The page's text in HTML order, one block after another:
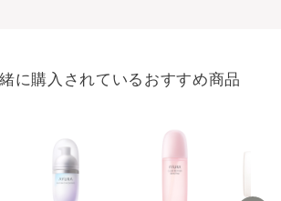
に購入されているおすすめ商品